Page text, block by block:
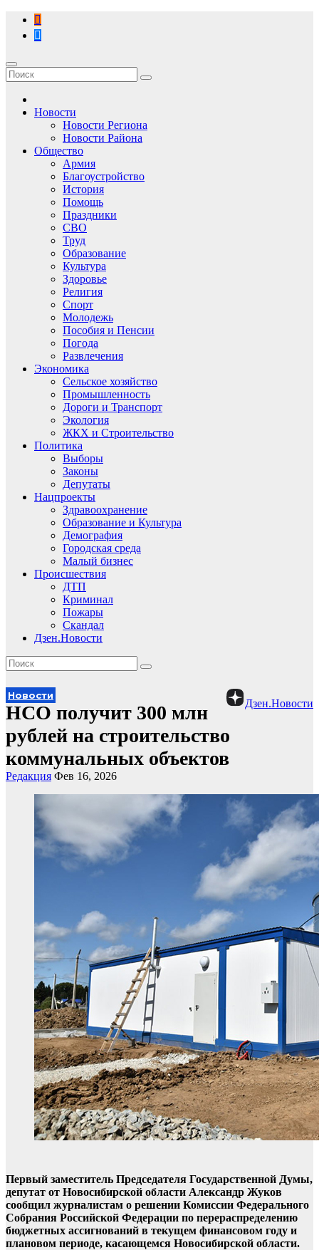
Перейти
содержимому
Новости
Новости Региона
Новости Района
Общество
Армия
Благоустройство
История
Помощь
Праздники
СВО
Труд
Образование
Культура
Здоровье
Религия
Спорт
Молодежь
Пособия и Пенсии
Погода
Развлечения
Экономика
Сельское хозяйство
Промышленность
Дороги и Транспорт
Экология
ЖКХ и Строительство
Политика
Выборы
Законы
Депутаты
Нацпроекты
Здравоохранение
Образование и Культура
Демография
Городская среда
Малый бизнес
Происшествия
ДТП
Криминал
Пожары
Скандал
Дзен.Новости
Дзен.Новости
Новости
НСО получит 300 млн
рублей на строительство
коммунальных объектов
Редакция Фев 16, 2026
Первый заместитель Председателя Государственной Думы,
депутат от Новосибирской области Александр Жуков
сообщил журналистам о решении Комиссии Федерального
Собрания Российской Федерации по перераспределению
бюджетных ассигнований в текущем финансовом году и
плановом периоде, касающемся Новосибирской области.